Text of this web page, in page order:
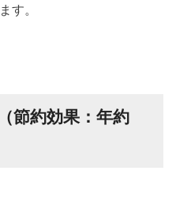
す。
節約効果：年約